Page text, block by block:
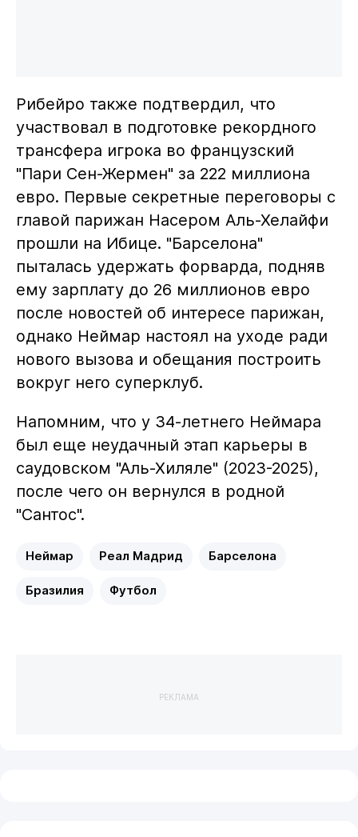
Рибейро также подтвердил, что
участвовал в подготовке рекордного
трансфера игрока во французский
"Пари Сен-Жермен" за 222 миллиона
евро. Первые секретные переговоры с
главой парижан Насером Аль-Хелайфи
прошли на Ибице. "Барселона"
пыталась удержать форварда, подняв
ему зарплату до 26 миллионов евро
после новостей об интересе парижан,
однако Неймар настоял на уходе ради
нового вызова и обещания построить
вокруг него суперклуб.
Напомним, что у 34-летнего Неймара
был еще неудачный этап карьеры в
саудовском "Аль-Хиляле" (2023-2025),
после чего он вернулся в родной
"Сантос".
Неймар Реал Мадрид Барселона
Бразилия Футбол
РЕКЛАМА